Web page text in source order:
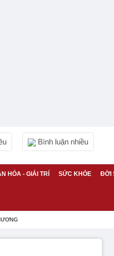
Bình luận nhiều
HÓA - GIẢI TRÍ SỨC KHỎE ĐỜI